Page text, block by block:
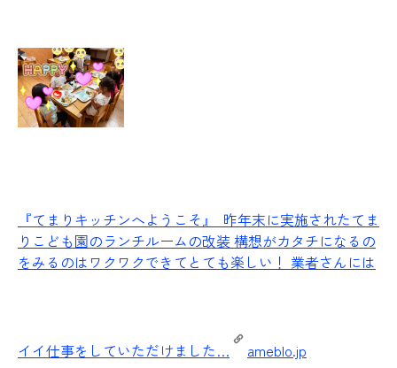
『てまりキッチンへようこそ』
昨年末に実施されたてま
りこども園のランチルームの改装 構想がカタチになるの
をみるのはワクワクできてとても楽しい！ 業者さんには
イイ仕事をしていただけました… ameblo.jp